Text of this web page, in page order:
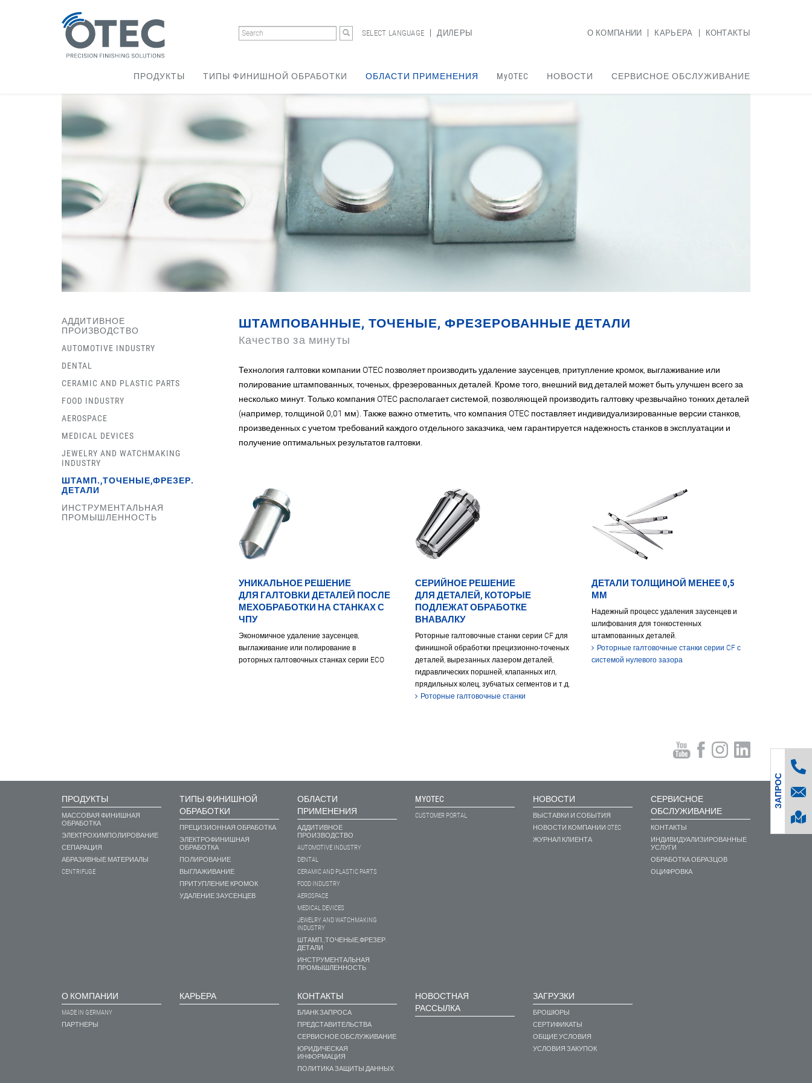
SELECT LANGUAGE ДИЛЕРЫ О КОМПАНИИ КАРЬЕРА КОНТАКТЫ
ПРОДУКТЫ ТИПЫ ФИНИШНОЙ ОБРАБОТКИ ОБЛАСТИ ПРИМЕНЕНИЯ MyOTEC НОВОСТИ СЕРВИСНОЕ ОБСЛУЖИВАНИЕ
АДДИТИВНОЕ
ПРОИЗВОДСТВО
AUTOMOTIVE INDUSTRY
DENTAL
CERAMIC AND PLASTIC PARTS
FOOD INDUSTRY
AEROSPACE
MEDICAL DEVICES
JEWELRY AND WATCHMAKING
INDUSTRY
ШТАМП.,ТОЧЕНЫЕ,ФРЕЗЕР.
ДЕТАЛИ
ИНСТРУМЕНТАЛЬНАЯ
ПРОМЫШЛЕННОСТЬ
ШТАМПОВАННЫЕ, ТОЧЕНЫЕ, ФРЕЗЕРОВАННЫЕ ДЕТАЛИ
Качество за минуты
Технология галтовки компании OTEC позволяет производить удаление заусенцев, притупление кромок, выглаживание или
полирование штампованных, точеных, фрезерованных деталей. Кроме того, внешний вид деталей может быть улучшен всего за
несколько минут. Только компания OTEC располагает системой, позволяющей производить галтовку чрезвычайно тонких деталей
(например, толщиной 0,01 мм). Также важно отметить, что компания OTEC поставляет индивидуализированные версии станков,
произведенных с учетом требований каждого отдельного заказчика, чем гарантируется надежность станков в эксплуатации и
получение оптимальных результатов галтовки.
УНИКАЛЬНОЕ РЕШЕНИЕ
ДЛЯ ГАЛТОВКИ ДЕТАЛЕЙ ПОСЛЕ
МЕХОБРАБОТКИ НА СТАНКАХ С
ЧПУ
Экономичное удаление заусенцев,
выглаживание или полирование в
роторных галтовочных станках серии ECO
СЕРИЙНОЕ РЕШЕНИЕ
ДЛЯ ДЕТАЛЕЙ, КОТОРЫЕ
ПОДЛЕЖАТ ОБРАБОТКЕ
ВНАВАЛКУ
Роторные галтовочные станки серии CF для
финишной обработки прецизионно-точеных
деталей, вырезанных лазером деталей,
гидравлических поршней, клапанных игл,
прядильных колец, зубчатых сегментов и т.д.
Роторные галтовочные станки
ДЕТАЛИ ТОЛЩИНОЙ МЕНЕЕ 0,5
ММ
Надежный процесс удаления заусенцев и
шлифования для тонкостенных
штампованных деталей.
Роторные галтовочные станки серии CF с
системой нулевого зазора
К
О
Н
Т
А
К
Т
Н
Ы
Й
З
А
П
Р
О
С
ПРОДУКТЫ
МАССОВАЯ ФИНИШНАЯ
ОБРАБОТКА
ЭЛЕКТРОХИМПОЛИРОВАНИЕ
СЕПАРАЦИЯ
АБРАЗИВНЫЕ МАТЕРИАЛЫ
CENTRIFUGE
ТИПЫ ФИНИШНОЙ
ОБРАБОТКИ
ПРЕЦИЗИОННАЯ ОБРАБОТКА
ЭЛЕКТРОФИНИШНАЯ
ОБРАБОТКА
ПОЛИРОВАНИЕ
ВЫГЛАЖИВАНИЕ
ПРИТУПЛЕНИЕ КРОМОК
УДАЛЕНИЕ ЗАУСЕНЦЕВ
ОБЛАСТИ
ПРИМЕНЕНИЯ
АДДИТИВНОЕ
ПРОИЗВОДСТВО
AUTOMOTIVE INDUSTRY
DENTAL
CERAMIC AND PLASTIC PARTS
FOOD INDUSTRY
AEROSPACE
MEDICAL DEVICES
JEWELRY AND WATCHMAKING
INDUSTRY
ШТАМП.,ТОЧЕНЫЕ,ФРЕЗЕР.
ДЕТАЛИ
ИНСТРУМЕНТАЛЬНАЯ
ПРОМЫШЛЕННОСТЬ
MYOTEC
CUSTOMER PORTAL
НОВОСТИ
ВЫСТАВКИ И СОБЫТИЯ
НОВОСТИ КОМПАНИИ OTEC
ЖУРНАЛ КЛИЕНТА
СЕРВИСНОЕ
ОБСЛУЖИВАНИЕ
КОНТАКТЫ
ИНДИВИДУАЛИЗИРОВАННЫЕ
УСЛУГИ
ОБРАБОТКА ОБРАЗЦОВ
ОЦИФРОВКА
О КОМПАНИИ
MADE IN GERMANY
ПАРТНЕРЫ
КАРЬЕРА КОНТАКТЫ
БЛАНК ЗАПРОСА
ПРЕДСТАВИТЕЛЬСТВА
СЕРВИСНОЕ ОБСЛУЖИВАНИЕ
ЮРИДИЧЕСКАЯ
ИНФОРМАЦИЯ
ПОЛИТИКА ЗАЩИТЫ ДАННЫХ
НОВОСТНАЯ
РАССЫЛКА
ЗАГРУЗКИ
БРОШЮРЫ
СЕРТИФИКАТЫ
ОБЩИЕ УСЛОВИЯ
УСЛОВИЯ ЗАКУПОК